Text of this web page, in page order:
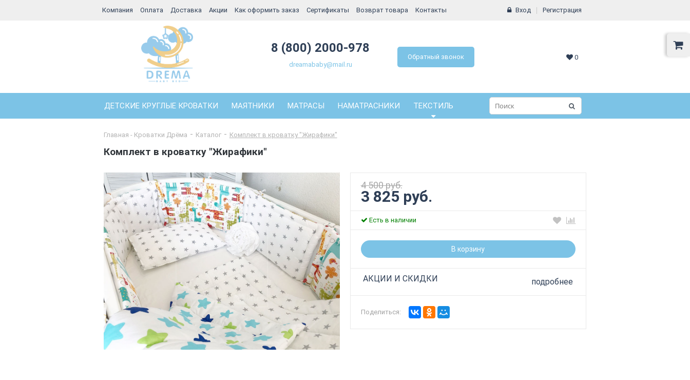
Компания Оплата Доставка Акции Как оформить заказ Сертификаты Возврат товара Контакты Вход Регистрация
8 (800) 2000-978
dreamababy@mail.ru
Обратный звонок 0
ДЕТСКИЕ КРУГЛЫЕ КРОВАТКИ МАЯТНИКИ МАТРАСЫ НАМАТРАСНИКИ ТЕКСТИЛЬ
Главная - Кроватки Дрёма Каталог Комплект в кроватку "Жирафики"
Комплект в кроватку "Жирафики"
3 825 руб.
4 500 руб.
Есть в наличии
В корзину
АКЦИИ И СКИДКИ подробнее
Поделиться: